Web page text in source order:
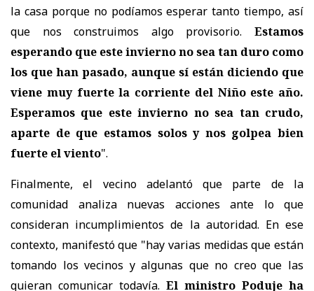
la casa porque no podíamos esperar tanto tiempo, así
que nos construimos algo provisorio. Estamos
esperando que este invierno no sea tan duro como
los que han pasado, aunque sí están diciendo que
viene muy fuerte la corriente del Niño este año.
Esperamos que este invierno no sea tan crudo,
aparte de que estamos solos y nos golpea bien
fuerte el viento".
Finalmente, el vecino adelantó que parte de la
comunidad analiza nuevas acciones ante lo que
consideran incumplimientos de la autoridad. En ese
contexto, manifestó que "hay varias medidas que están
tomando los vecinos y algunas que no creo que las
quieran comunicar todavía. El ministro Poduje ha